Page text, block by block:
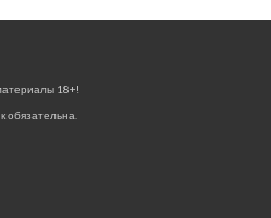
18+!
обязательна.